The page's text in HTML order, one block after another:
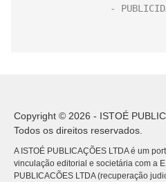
Copyright © 2026 - ISTOÉ
Todos os direitos reservados.
A ISTOÉ PUBLICAÇÕES LTDA é um
vinculação editorial e societária com a
PUBLICACÕES LTDA (recuperação